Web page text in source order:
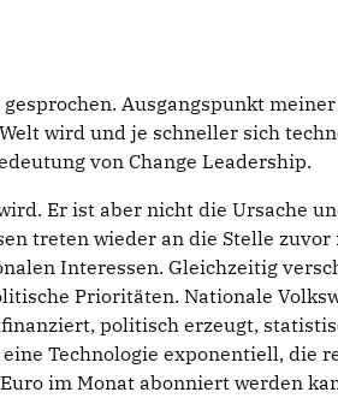
Ausgangspunkt
wird und je schneller sich
von Change Leadership.
Er ist aber nicht die Ursache
treten wieder an die Stelle
Interessen. Gleichzeitig
Prioritäten. Nationale
politisch erzeugt,
Technologie exponentiell, die
im Monat abonniert werden